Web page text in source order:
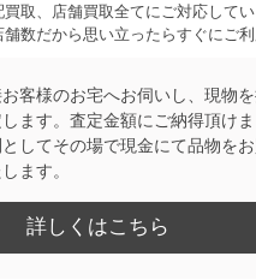
取、店舗買取全てにご対応してい
数だから思い立ったらすぐにご利
客様のお宅へお伺いし、現物
ます。査定金額にご納得頂けま
としてその場で現金にて品物を
ます。
詳しくはこちら